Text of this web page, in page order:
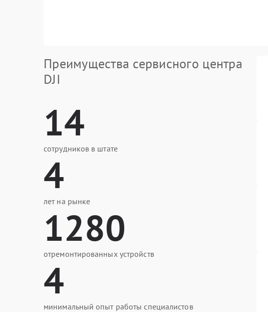
Преимущества сервисного центра
DJI
14
сотрудников в штате
4
лет на рынке
1280
отремонтированных устройств
4
минимальный опыт работы специалистов